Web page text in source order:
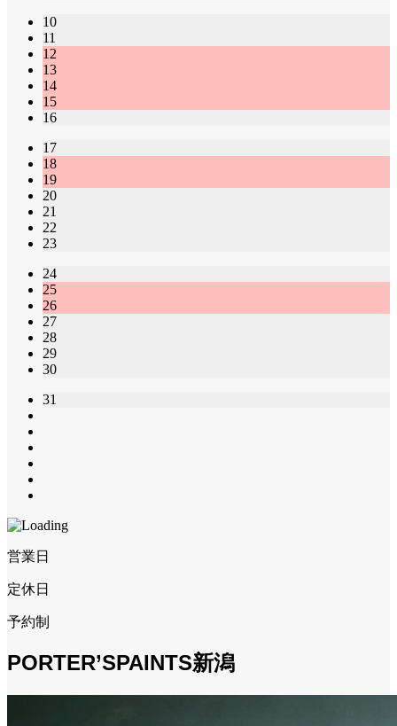
10
11
12
13
14
15
16
17
18
19
20
21
22
23
24
25
26
27
28
29
30
31
営業日
定休日
予約制
PORTER’SPAINTS新潟